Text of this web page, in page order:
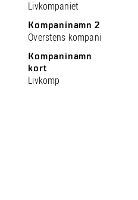
Livkompaniet
Kompaninamn 2
Överstens kompani
Kompaninamn
kort
Livkomp